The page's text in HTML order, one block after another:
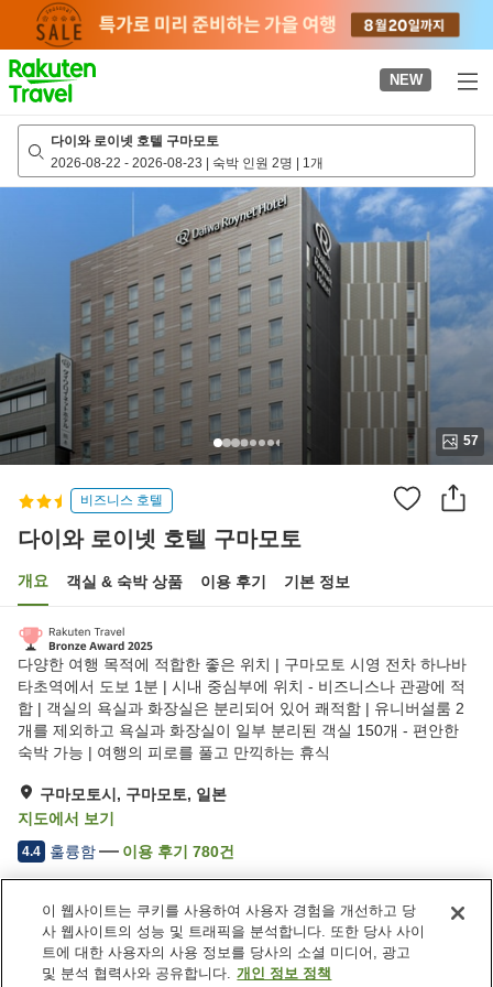
page
NEW
다이와 로이넷 호텔 구마모토
2026-08-22 - 2026-08-23 | 숙박 인원 2명 | 1개
57
비즈니스 호텔
다이와 로이넷 호텔 구마모토
개요 객실 & 숙박 상품 이용 후기 기본 정보
다양한 여행 목적에 적합한 좋은 위치 | 구마모토 시영 전차 하나바
타초역에서 도보 1분 | 시내 중심부에 위치 - 비즈니스나 관광에 적
합 | 객실의 욕실과 화장실은 분리되어 있어 쾌적함 | 유니버설룸 2
개를 제외하고 욕실과 화장실이 일부 분리된 객실 150개 - 편안한
숙박 가능 | 여행의 피로를 풀고 만끽하는 휴식
구마모토시, 구마모토, 일본
지도에서 보기
4.4 훌륭함 이용 후기 780건
숙소 편의 시설/서비스
택배
드라이클리닝
모닝콜 서비스
자동판매기
이 웹사이트는 쿠키를 사용하여 사용자 경험을 개선하고 당
사 웹사이트의 성능 및 트래픽을 분석합니다. 또한 당사 사이
트에 대한 사용자의 사용 정보를 당사의 소셜 미디어, 광고
및 분석 협력사와 공유합니다. 개인 정보 정책